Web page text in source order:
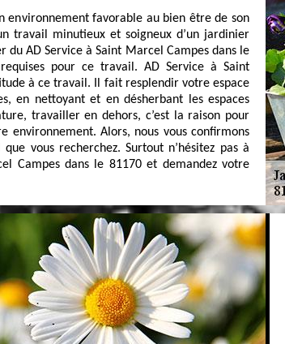
environnement favorable au bien être de son
travail minutieux et soigneux d’un jardinier
AD Service à Saint Marcel Campes dans le
pour ce travail. AD Service à Saint
à ce travail. Il fait resplendir votre espace
en nettoyant et en désherbant les espaces
travailler en dehors, c’est la raison pour
environnement. Alors, nous vous confirmons
vous recherchez. Surtout n’hésitez pas à
Campes dans le 81170 et demandez votre